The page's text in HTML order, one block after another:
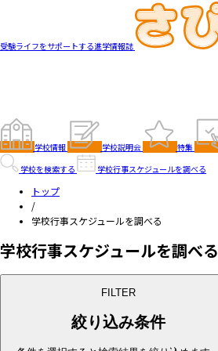
受験ライフをサポートする進学情報誌
学校情報 学校説明会 特集
学校を検索する
学校行事スケジュールを調べる
トップ
/
学校行事スケジュールを調べる
学校行事スケジュールを調べる
FILTER
絞り込み条件